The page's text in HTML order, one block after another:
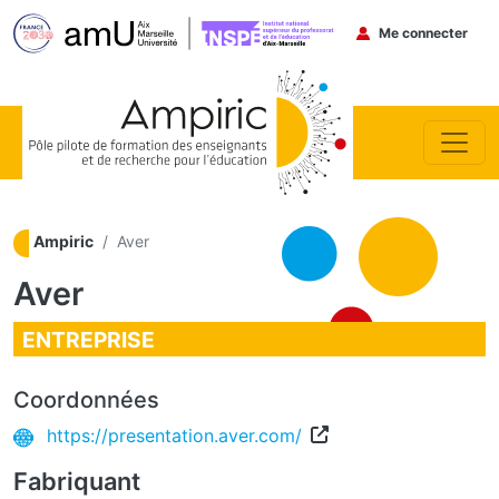
Menu du
Me connecter
Ampiric Aver
Aver
ENTREPRISE
Coordonnées
https://presentation.aver.com/
Fabriquant